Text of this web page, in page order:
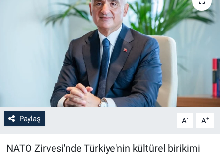
Paylaş A- A+
NATO Zirvesi'nde Türkiye'nin kültürel birikimi